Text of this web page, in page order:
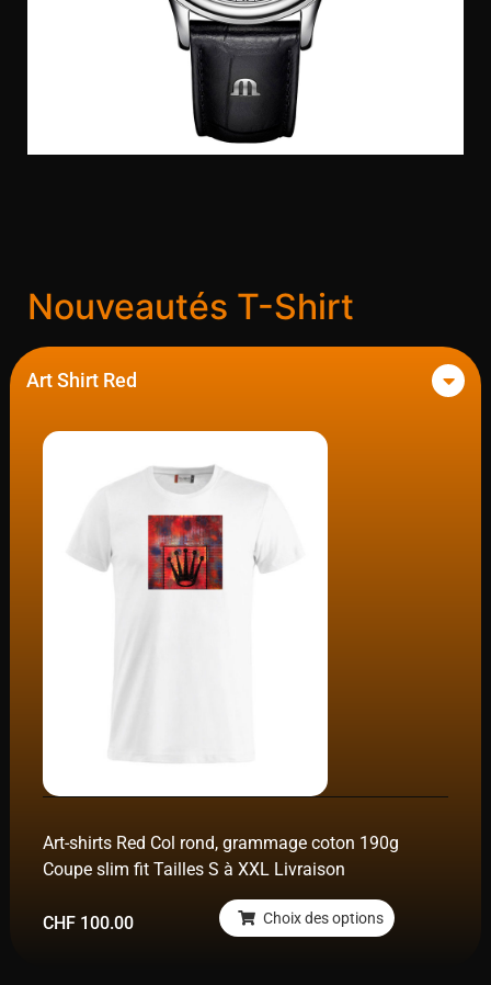
Nouveautés T-Shirt
Art Shirt Red
Art-shirts Red Col rond, grammage coton 190g
Coupe slim fit Tailles S à XXL Livraison
CHF 100.00 Choix des options